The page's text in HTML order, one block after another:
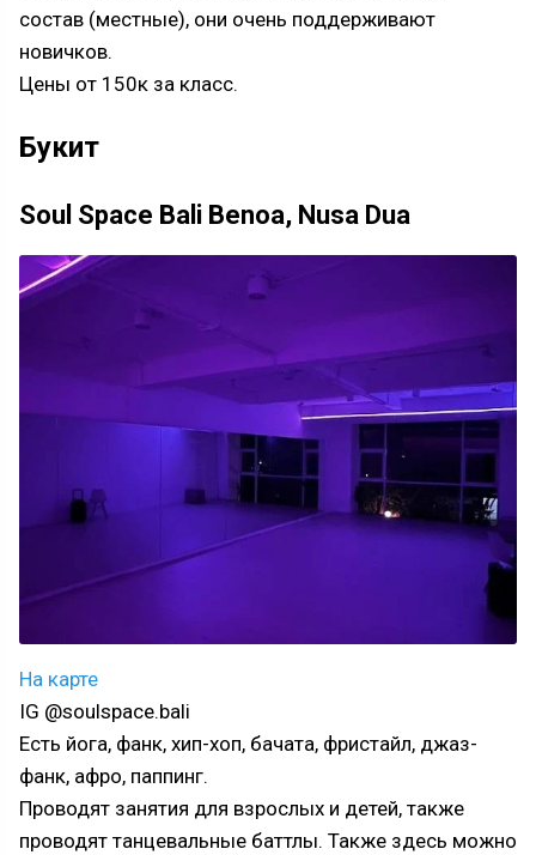
состав (местные), они очень поддерживают
новичков.
Цены от 150к за класс.
Букит
Soul Space Bali Benoa, Nusa Dua
На карте
IG @soulspace.bali
Есть йога, фанк, хип-хоп, бачата, фристайл, джаз-
фанк, афро, паппинг.
Проводят занятия для взрослых и детей, также
проводят танцевальные баттлы. Также здесь можно